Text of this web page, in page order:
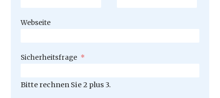
Webseite
Pflichtfeld
Sicherheitsfrage *
Bitte rechnen Sie 2 plus 3.